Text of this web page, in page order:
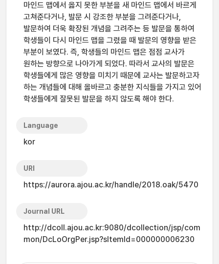
마인드 맵에서 옳지 못한 부분을 새 마인드 맵에서 바르게
고쳐준다거나, 발문 시 강조한 부분을 그려준다거나,
발문하여 더욱 확장된 개념을 그려주는 등 발문을 통하여
학생들이 다시 마인드 맵을 그렸을 때 발문의 영향을 받은
부분이 보였다. 즉, 학생들의 마인드 맵은 점점 교사가
원하는 방향으로 나아가게 되었다. 따라서 교사의 발문은
학생들에게 많은 영향을 미치기 때문에 교사는 발문하고자
하는 개념들에 대해 올바르고 충분한 지식들을 가지고 있어
학생들에게 잘못된 발문을 하지 않도록 해야 한다.
Language
kor
URI
https://aurora.ajou.ac.kr/handle/2018.oak/5470
Journal URL
http://dcoll.ajou.ac.kr:9080/dcollection/jsp/com
mon/DcLoOrgPer.jsp?sItemId=000000006230